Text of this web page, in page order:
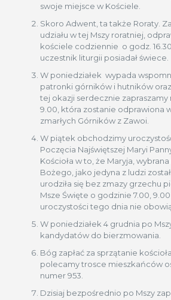
swoje miejsce w Kościele.
Skoro Adwent, ta także Roraty.
udziału w tej Mszy roratniej,
kościele codziennie o godz.
uczestnik liturgii posiadał świece.
W poniedziałek wypada
patronki górników i hutników
tej okazji serdecznie zapraszamy
9.00, która zostanie odprawiona
zmarłych Górników z Zawoi.
W piątek obchodzimy
Poczęcia Najświętszej Maryi
Kościoła w to, że Maryja,
Bożego, jako jedyna z ludzi
urodziła się bez zmazy grzechu
Msze Święte o godzinie 7.00, 9.00
uroczystości tego dnia nie
W poniedziałek 4 grudnia po
kandydatów do bierzmowania.
Bóg zapłać za sprzątanie
polecamy trosce mieszkańców
numer 953.
Dzisiaj bezpośrednio po Mszy